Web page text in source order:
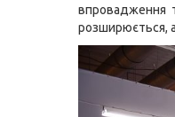
впровадження
розширюється,